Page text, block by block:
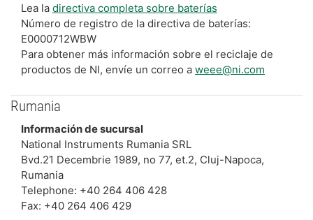
Lea la directiva completa sobre baterías
Número de registro de la directiva de baterías:
E0000712WBW
Para obtener más información sobre el reciclaje de
productos de NI, envíe un correo a weee@ni.com
Rumania
Información de sucursal
National Instruments Rumania SRL
Bvd.21 Decembrie 1989, no 77, et.2, Cluj-Napoca,
Rumania
Telephone: +40 264 406 428
Fax: +40 264 406 429